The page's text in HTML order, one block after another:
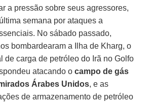
a pressão sobre seus agressores,
semana por ataques a
No sábado passado,
bombardearam a Ilha de Kharg, o
de carga de petróleo do Irã no Golfo
atacando ocampo de gás
Árabes Unidos, e as
de armazenamento de petróleo